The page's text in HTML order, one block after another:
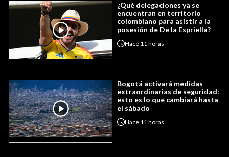
¿Qué delegaciones ya se
encuentran en territorio
colombiano para asistir a la
posesión de De la Espriella?
Hace 11 horas
Bogotá activará medidas
extraordinarias de seguridad:
esto es lo que cambiará hasta
el sábado
Hace 11 horas